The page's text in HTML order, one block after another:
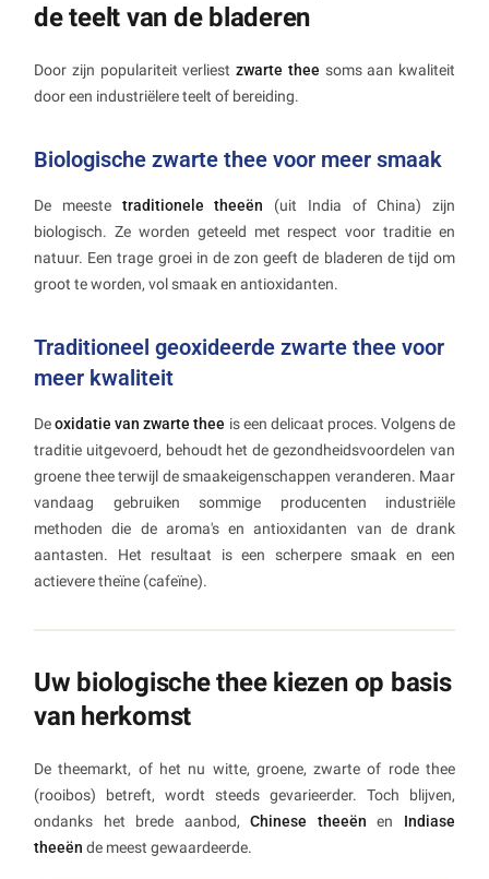
de teelt van de bladeren
Door zijn populariteit verliest zwarte thee soms aan kwaliteit
door een industriëlere teelt of bereiding.
Biologische zwarte thee voor meer smaak
De meeste traditionele theeën (uit India of China) zijn
biologisch. Ze worden geteeld met respect voor traditie en
natuur. Een trage groei in de zon geeft de bladeren de tijd om
groot te worden, vol smaak en antioxidanten.
Traditioneel geoxideerde zwarte thee voor
meer kwaliteit
Deoxidatie van zwarte thee is een delicaat proces. Volgens de
traditie uitgevoerd, behoudt het de gezondheidsvoordelen van
groene thee terwijl de smaakeigenschappen veranderen. Maar
vandaag gebruiken sommige producenten industriële
methoden die de aroma's en antioxidanten van de drank
aantasten. Het resultaat is een scherpere smaak en een
actievere theïne (cafeïne).
Uw biologische thee kiezen op basis
van herkomst
De theemarkt, of het nu witte, groene, zwarte of rode thee
(rooibos) betreft, wordt steeds gevarieerder. Toch blijven,
ondanks het brede aanbod,Chinese theeën en Indiase
theeën de meest gewaardeerde.